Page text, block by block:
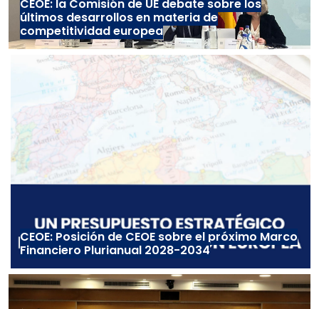
CEOE: la Comisión de UE debate sobre los
últimos desarrollos en materia de
competitividad europea
CEOE: Posición de CEOE sobre el próximo Marco
Financiero Plurianual 2028-2034